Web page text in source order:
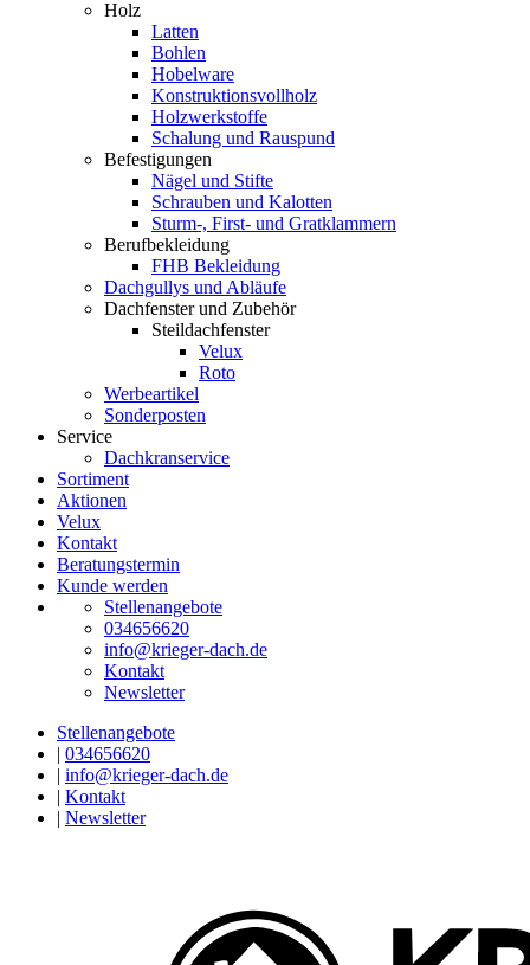
Holz
Latten
Bohlen
Hobelware
Konstruktionsvollholz
Holzwerkstoffe
Schalung und Rauspund
Befestigungen
Nägel und Stifte
Schrauben und Kalotten
Sturm-, First- und Gratklammern
Berufbekleidung
FHB Bekleidung
Dachgullys und Abläufe
Dachfenster und Zubehör
Steildachfenster
Velux
Roto
Werbeartikel
Sonderposten
Service
Dachkranservice
Sortiment
Aktionen
Velux
Kontakt
Beratungstermin
Kunde werden
Stellenangebote
034656620
info@krieger-dach.de
Kontakt
Newsletter
Stellenangebote
| 034656620
| info@krieger-dach.de
| Kontakt
| Newsletter